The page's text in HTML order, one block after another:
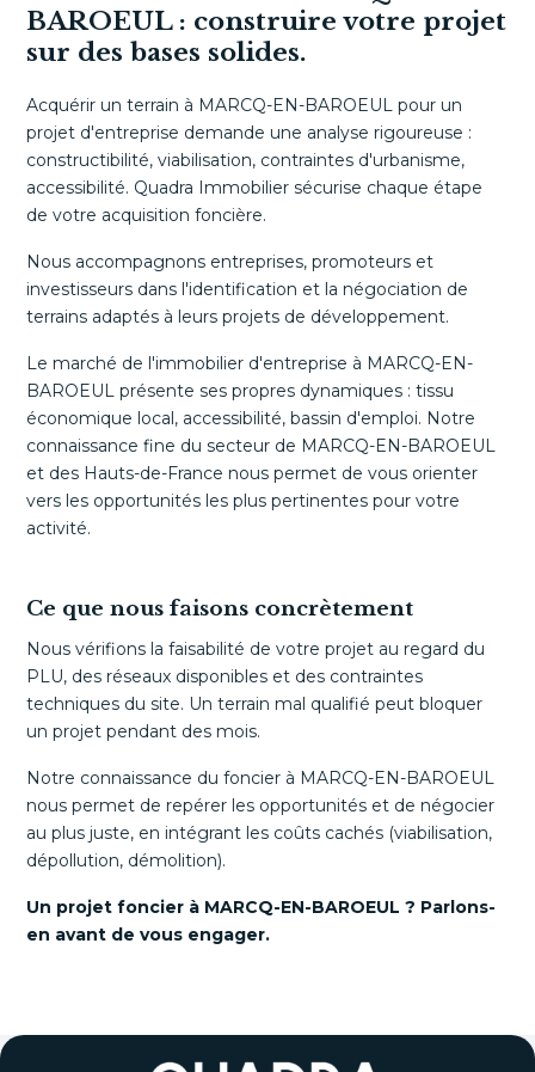
BAROEUL : construire votre projet
sur des bases solides.
Acquérir un terrain à MARCQ-EN-BAROEUL pour un
projet d'entreprise demande une analyse rigoureuse :
constructibilité, viabilisation, contraintes d'urbanisme,
accessibilité. Quadra Immobilier sécurise chaque étape
de votre acquisition foncière.
Nous accompagnons entreprises, promoteurs et
investisseurs dans l'identification et la négociation de
terrains adaptés à leurs projets de développement.
Le marché de l'immobilier d'entreprise à MARCQ-EN-
BAROEUL présente ses propres dynamiques : tissu
économique local, accessibilité, bassin d'emploi. Notre
connaissance fine du secteur de MARCQ-EN-BAROEUL
et des Hauts-de-France nous permet de vous orienter
vers les opportunités les plus pertinentes pour votre
activité.
Ce que nous faisons concrètement
Nous vérifions la faisabilité de votre projet au regard du
PLU, des réseaux disponibles et des contraintes
techniques du site. Un terrain mal qualifié peut bloquer
un projet pendant des mois.
Notre connaissance du foncier à MARCQ-EN-BAROEUL
nous permet de repérer les opportunités et de négocier
au plus juste, en intégrant les coûts cachés (viabilisation,
dépollution, démolition).
Un projet foncier à MARCQ-EN-BAROEUL ? Parlons-
en avant de vous engager.